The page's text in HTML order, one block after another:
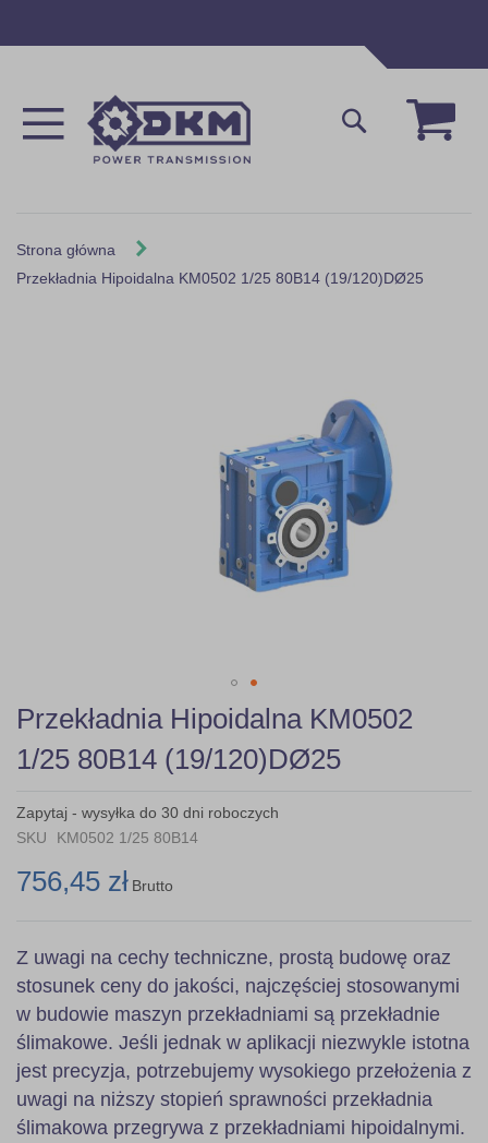
Mój
Szukaj
Strona główna
Przekładnia Hipoidalna KM0502 1/25 80B14 (19/120)DØ25
Skip
to
the
beginning
the
images
Przekładnia Hipoidalna KM0502
1/25 80B14 (19/120)DØ25
Zapytaj - wysyłka do 30 dni roboczych
SKU
KM0502 1/25 80B14
756,45 zł Brutto
Z uwagi na cechy techniczne, prostą budowę oraz
stosunek ceny do jakości, najczęściej stosowanymi
w budowie maszyn przekładniami są przekładnie
ślimakowe. Jeśli jednak w aplikacji niezwykle istotna
jest precyzja, potrzebujemy wysokiego przełożenia z
uwagi na niższy stopień sprawności przekładnia
ślimakowa przegrywa z przekładniami hipoidalnymi.